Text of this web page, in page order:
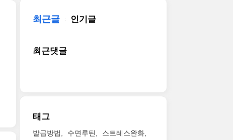
최근글 인기글
최근댓글
태그
발급방법 수면루틴
스트레스완화